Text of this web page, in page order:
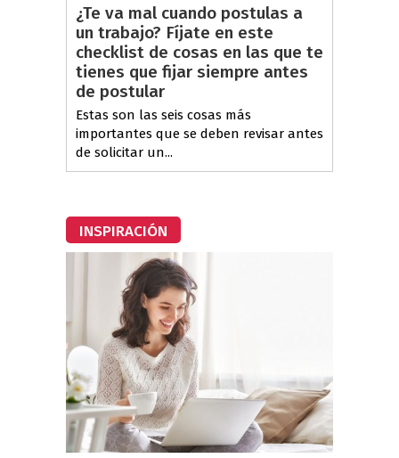
¿Te va mal cuando postulas a
un trabajo? Fíjate en este
checklist de cosas en las que te
tienes que fijar siempre antes
de postular
Estas son las seis cosas más
importantes que se deben revisar antes
de solicitar un...
INSPIRACIÓN